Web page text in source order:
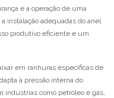
e a operação de uma
instalação adequadas do anel
produtivo eficiente e um
em ranhuras específicas de
à pressão interna do
indústrias como petróleo e gás,